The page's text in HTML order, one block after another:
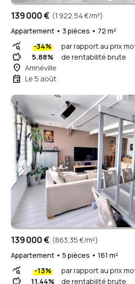
139 000 € (1 922,54 €/m²)
Appartement • 3 pièces • 72 m²
query_stats -34% par rapport au prix
savings 5.88% de rentabilité brute
place Amnéville
event Le 5 août
139 000 € (863,35 €/m²)
Appartement • 5 pièces • 161 m²
query_stats -13% par rapport au prix
savings 11.44% de rentabilité brute